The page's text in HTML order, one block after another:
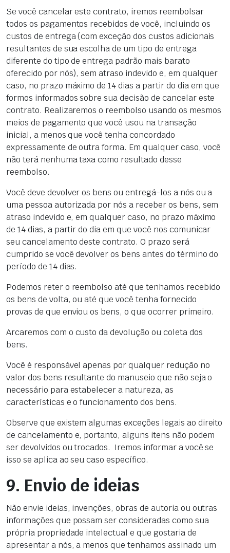
Se você cancelar este contrato, iremos reembolsar
todos os pagamentos recebidos de você, incluindo os
custos de entrega (com exceção dos custos adicionais
resultantes de sua escolha de um tipo de entrega
diferente do tipo de entrega padrão mais barato
oferecido por nós), sem atraso indevido e, em qualquer
caso, no prazo máximo de 14 dias a partir do dia em que
formos informados sobre sua decisão de cancelar este
contrato. Realizaremos o reembolso usando os mesmos
meios de pagamento que você usou na transação
inicial, a menos que você tenha concordado
expressamente de outra forma. Em qualquer caso, você
não terá nenhuma taxa como resultado desse
reembolso.
Você deve devolver os bens ou entregá-los a nós ou a
uma pessoa autorizada por nós a receber os bens, sem
atraso indevido e, em qualquer caso, no prazo máximo
de 14 dias, a partir do dia em que você nos comunicar
seu cancelamento deste contrato. O prazo será
cumprido se você devolver os bens antes do término do
período de 14 dias.
Podemos reter o reembolso até que tenhamos recebido
os bens de volta, ou até que você tenha fornecido
provas de que enviou os bens, o que ocorrer primeiro.
Arcaremos com o custo da devolução ou coleta dos
bens.
Você é responsável apenas por qualquer redução no
valor dos bens resultante do manuseio que não seja o
necessário para estabelecer a natureza, as
características e o funcionamento dos bens.
Observe que existem algumas exceções legais ao direito
de cancelamento e, portanto, alguns itens não podem
ser devolvidos ou trocados. Iremos informar a você se
isso se aplica ao seu caso específico.
9. Envio de ideias
Não envie ideias, invenções, obras de autoria ou outras
informações que possam ser consideradas como sua
própria propriedade intelectual e que gostaria de
apresentar a nós, a menos que tenhamos assinado um